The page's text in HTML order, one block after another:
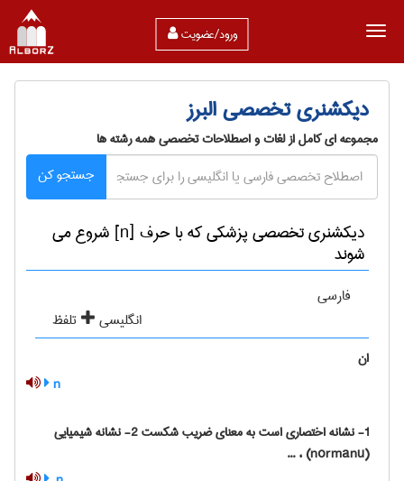
ورود/عضویت
دیکشنری تخصصی البرز
مجموعه ای کامل از لغات و اصطلاحات تخصصی همه رشته ها
جستجو کن
دیکشنری تخصصی پزشكی که با حرف [n] شروع می
شوند
فارسی
انگلیسی
تلفظ
ان
n
1- نشانه اختصاری است به معنای ضریب شکست 2- نشانه شیمیایی
(normanu) ، ...